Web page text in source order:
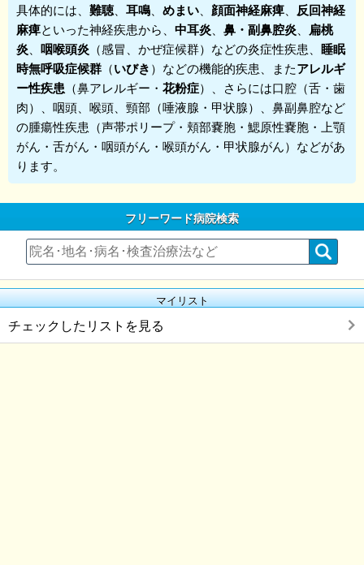
具体的には、 難聴、 耳鳴 めまい 顔面神経麻痺
反回神経
麻痺といった神経疾患から、 中耳炎 鼻・副鼻腔炎
扁桃
炎
咽喉頭炎 （感冒、かぜ症候群）などの炎症性疾患、 睡眠
時無呼吸症候群 （いびき）などの機能的疾患、またアレルギ
ー性疾患 （鼻アレルギー・ 花粉症）、さらには口腔（舌・歯
肉）、咽頭、喉頭、頸部（唾液腺・甲状腺）、鼻副鼻腔など
の腫瘍性疾患（声帯ポリープ・頬部嚢胞・鰓原性嚢胞・上顎
がん・舌がん・咽頭がん・喉頭がん・甲状腺がん）などがあ
ります。
フリーワード病院検索
マイリスト
チェックしたリストを見る